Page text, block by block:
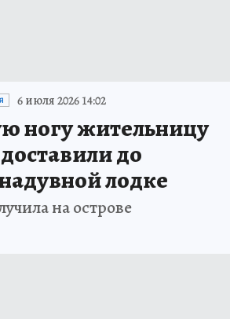
6 июля 2026 14:02
ногу жительницу
до
лодке
на острове